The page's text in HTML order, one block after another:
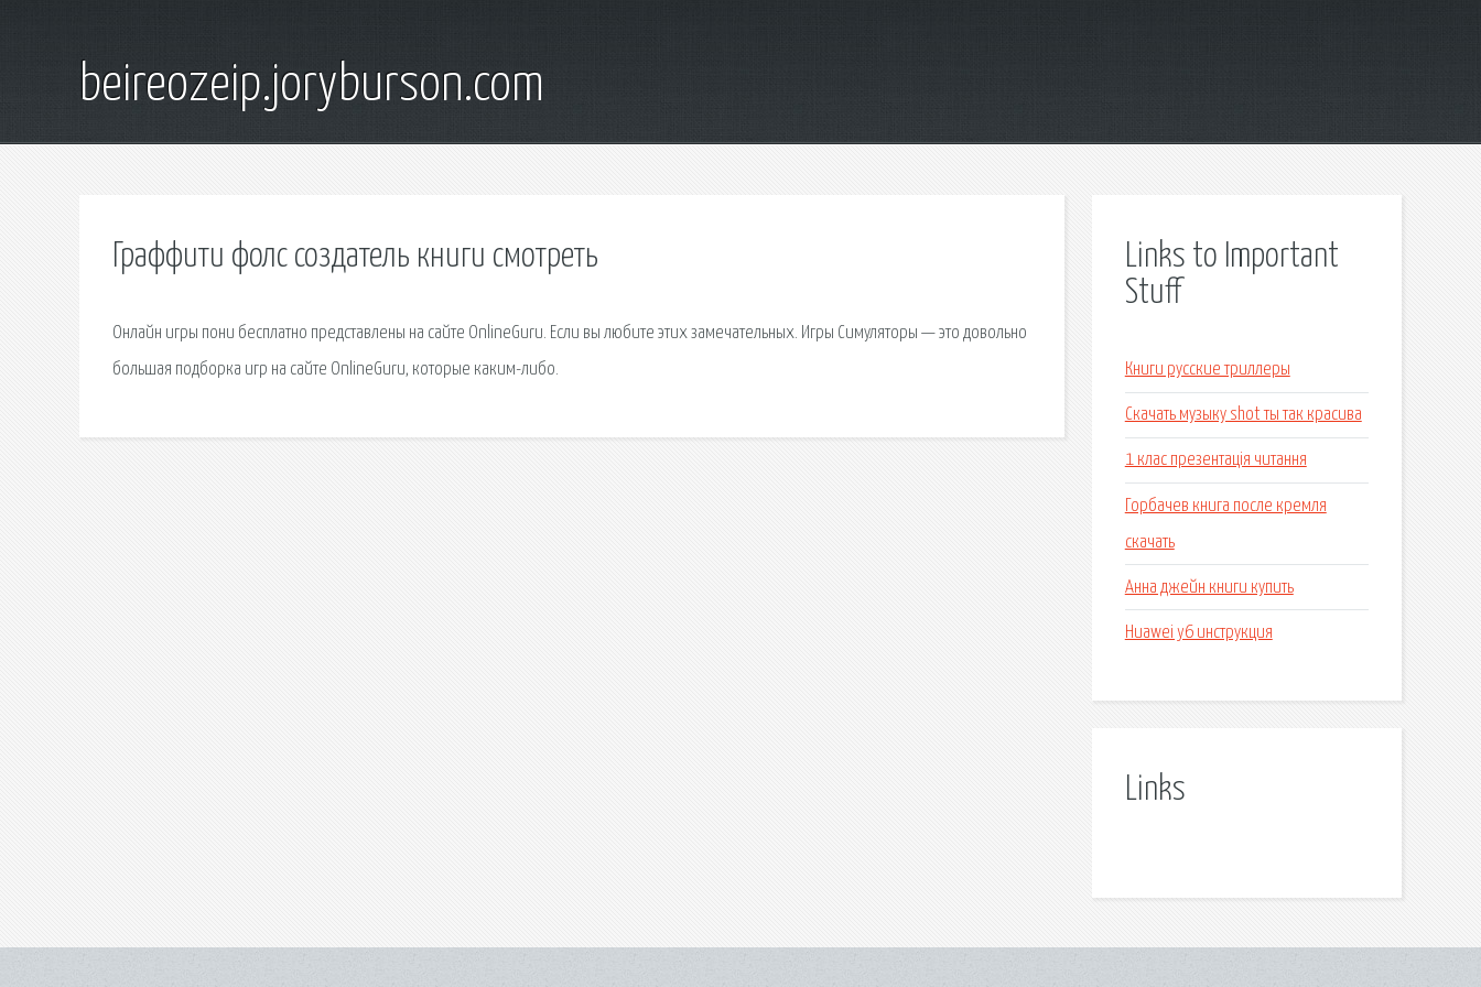
beireozeip.joryburson.com
Граффити фолс создатель книги смотреть
Онлайн игры пони бесплатно представлены на сайте OnlineGuru. Если вы любите этих замечательных. Игры Симуляторы — это довольно
большая подборка игр на сайте OnlineGuru, которые каким-либо.
Links to Important
Stuff
Книги русские триллеры
Скачать музыку shot ты так красива
1 клас презентація читання
Горбачев книга после кремля
скачать
Анна джейн книги купить
Huawei y6 инструкция
Links